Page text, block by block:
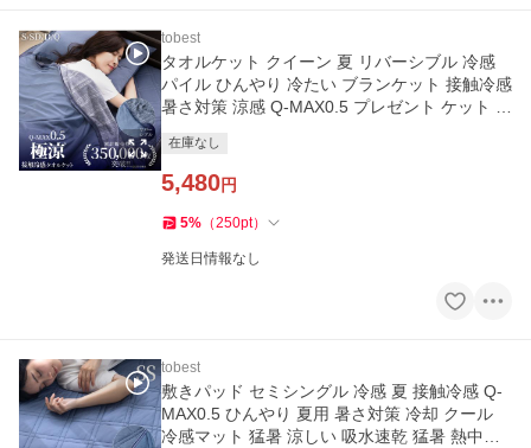
tobest
タオルケット クイーン 夏 リバーシブル 冷感
パイル ひんやり 冷たい ブランケット 接触冷感
暑さ対策 涼感 Q-MAX0.5 プレゼント ケット ギ
在庫なし
5,480円
5% （250pt）
発送日情報なし
tobest
敷きパッド セミシングル 冷感 夏 接触冷感 Q-
MAX0.5 ひんやり 夏用 暑さ対策 冷却 クール
冷感マット 猛暑 涼しい 吸水速乾 猛暑 熱中症